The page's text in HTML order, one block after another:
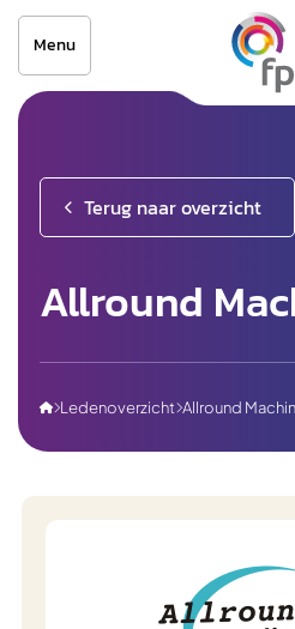
Menu
Terug naar overzicht
Allround
Ledenoverzicht Allround